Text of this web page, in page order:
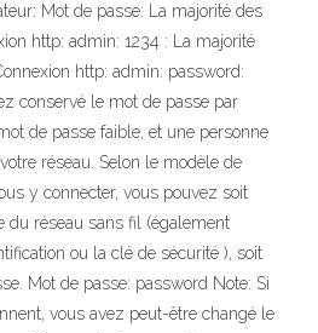
Mot de passe: La majorité des
http: admin: 1234 : La majorité
http: admin: password:
conservé le mot de passe par
de passe faible, et une personne
réseau. Selon le modèle de
y connecter, vous pouvez soit
du réseau sans fil (également
ou la clé de sécurité ), soit
Mot de passe: password Note: Si
vous avez peut-être changé le